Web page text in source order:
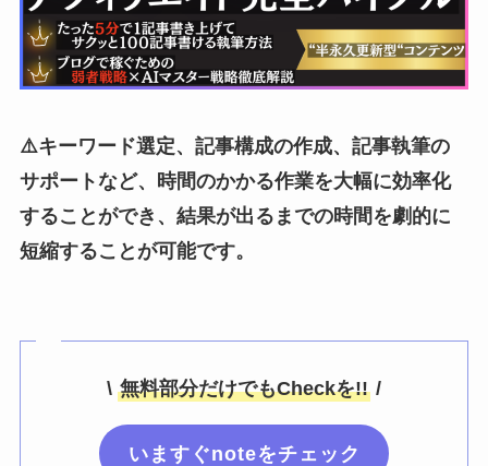
⚠️キーワード選定、記事構成の作成、記事執筆の
サポートなど、時間のかかる作業を大幅に効率化
することができ、結果が出るまでの時間を劇的に
短縮することが可能です。
\ 無料部分だけでもCheckを!! /
いますぐnoteをチェック